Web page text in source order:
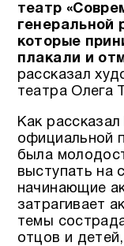
театр
генеральной
которые
плакали и
рассказал
театра Олега
Как
официальной
была
выступать на
начинающие
затрагивает
темы
отцов и